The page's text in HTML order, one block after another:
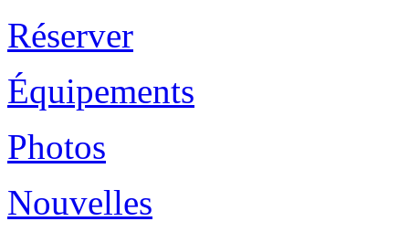
Réserver
Équipements
Photos
Nouvelles